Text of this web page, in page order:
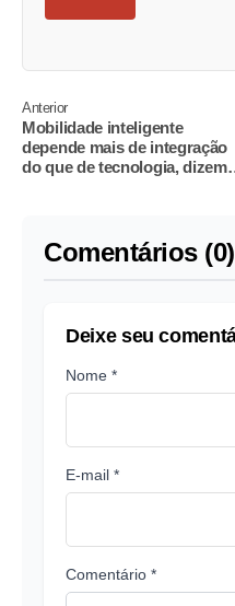
Anterior
Mobilidade inteligente
depende mais de integração
do que de tecnologia, dizem
Comentários (0)
Deixe seu
Nome *
E-mail *
Comentário *